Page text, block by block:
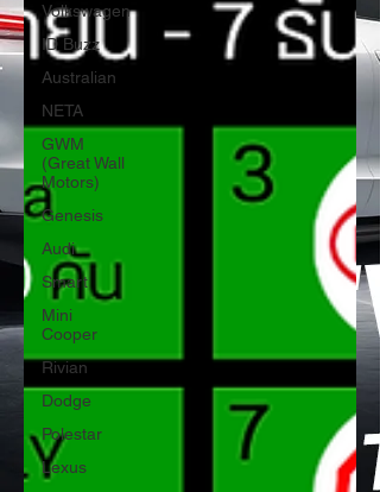
Volkswagen
ID Buzz
Australian
NETA
GWM
(Great Wall
Motors)
Genesis
Audi
Smart
Mini
Cooper
Rivian
Dodge
Polestar
Lexus